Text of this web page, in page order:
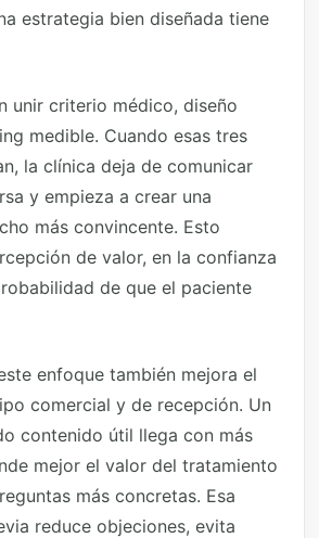
estrategia bien diseñada tiene
unir criterio médico, diseño
medible. Cuando esas tres
la clínica deja de comunicar
y empieza a crear una
más convincente. Esto
de valor, en la confianza
de que el paciente
enfoque también mejora el
comercial y de recepción. Un
contenido útil llega con más
mejor el valor del tratamiento
más concretas. Esa
reduce objeciones, evita